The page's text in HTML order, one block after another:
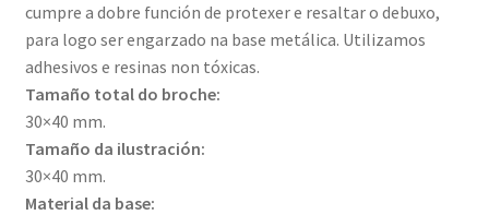
cumpre a dobre función de protexer e resaltar o debuxo,
para logo ser engarzado na base metálica. Utilizamos
adhesivos e resinas non tóxicas.
Tamaño total do broche:
30×40 mm.
Tamaño da ilustración:
30×40 mm.
Material da base: